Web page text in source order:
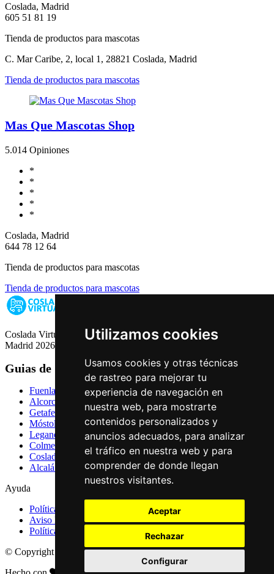
Utilizamos cookies
Usamos cookies y otras técnicas
de rastreo para mejorar tu
experiencia de navegación en
nuestra web, para mostrarte
contenidos personalizados y
anuncios adecuados, para analizar
el tráfico en nuestra web y para
comprender de donde llegan
nuestros visitantes.
Aceptar
Rechazar
Configurar
Coslada, Madrid
605 51 81 19
Tienda de productos para mascotas
C. Mar Caribe, 2, local 1, 28821 Coslada, Madrid
Tienda de productos para mascotas
Mas Que Mascotas Shop
5.014 Opiniones
*
*
*
*
*
Coslada, Madrid
644 78 12 64
Tienda de productos para mascotas
Tienda de productos para mascotas
Coslada Virtual: Guia de Empresas, Ocio y Servicios de Coslada,
Madrid 2026
Guias de Ciudades
Fuenlabrada
Alcorcón
Getafe
Móstoles
Leganés
Colmenar Viejo
Coslada
Alcalá de Henares
Ayuda
Política de Privacidad
Aviso Legal
Política de Cookies
© Copyright 2026 Palike Networks, S.L.U.